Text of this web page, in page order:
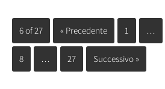
6 of 27 « Precedente 1 …
8 … 27 Successivo »